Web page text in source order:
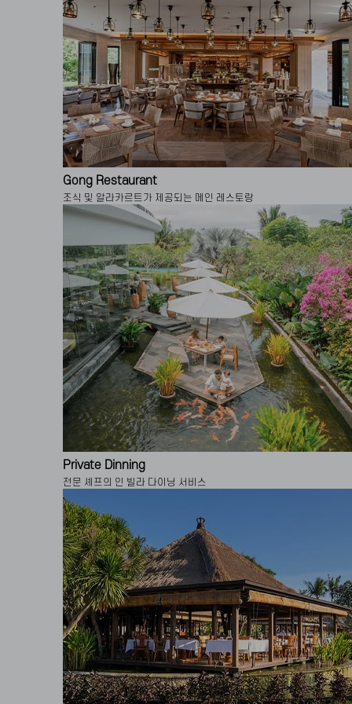
Gong Restaurant
조식 및 알라카르트가 제공되는 메인 레스토랑
Private Dinning
전문 셰프의 인 빌라 다이닝 서비스